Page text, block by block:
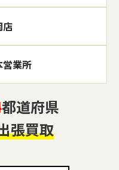
店
営業所
都道府県
張買取